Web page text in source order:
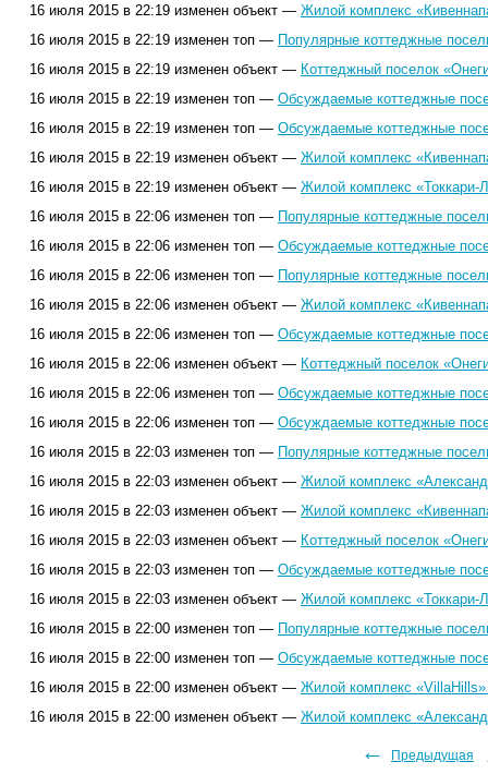
16 июля 2015 в 22:19 изменен объект — Жилой комплекс
16 июля 2015 в 22:19 изменен топ — Популярные коттеджные
16 июля 2015 в 22:19 изменен объект — Коттеджный поселок
16 июля 2015 в 22:19 изменен топ — Обсуждаемые коттеджные
16 июля 2015 в 22:19 изменен топ — Обсуждаемые коттеджные
16 июля 2015 в 22:19 изменен объект — Жилой комплекс
16 июля 2015 в 22:19 изменен объект — Жилой комплекс «Токкари-
16 июля 2015 в 22:06 изменен топ — Популярные коттеджные
16 июля 2015 в 22:06 изменен топ — Обсуждаемые коттеджные
16 июля 2015 в 22:06 изменен топ — Популярные коттеджные
16 июля 2015 в 22:06 изменен объект — Жилой комплекс
16 июля 2015 в 22:06 изменен топ — Обсуждаемые коттеджные
16 июля 2015 в 22:06 изменен объект — Коттеджный поселок
16 июля 2015 в 22:06 изменен топ — Обсуждаемые коттеджные
16 июля 2015 в 22:06 изменен топ — Обсуждаемые коттеджные
16 июля 2015 в 22:03 изменен топ — Популярные коттеджные
16 июля 2015 в 22:03 изменен объект — Жилой комплекс
16 июля 2015 в 22:03 изменен объект — Жилой комплекс
16 июля 2015 в 22:03 изменен объект — Коттеджный поселок
16 июля 2015 в 22:03 изменен топ — Обсуждаемые коттеджные
16 июля 2015 в 22:03 изменен объект — Жилой комплекс «Токкари-
16 июля 2015 в 22:00 изменен топ — Популярные коттеджные
16 июля 2015 в 22:00 изменен топ — Обсуждаемые коттеджные
16 июля 2015 в 22:00 изменен объект — Жилой комплекс
16 июля 2015 в 22:00 изменен объект — Жилой комплекс
← Предыдущая
73 74 75 76 77